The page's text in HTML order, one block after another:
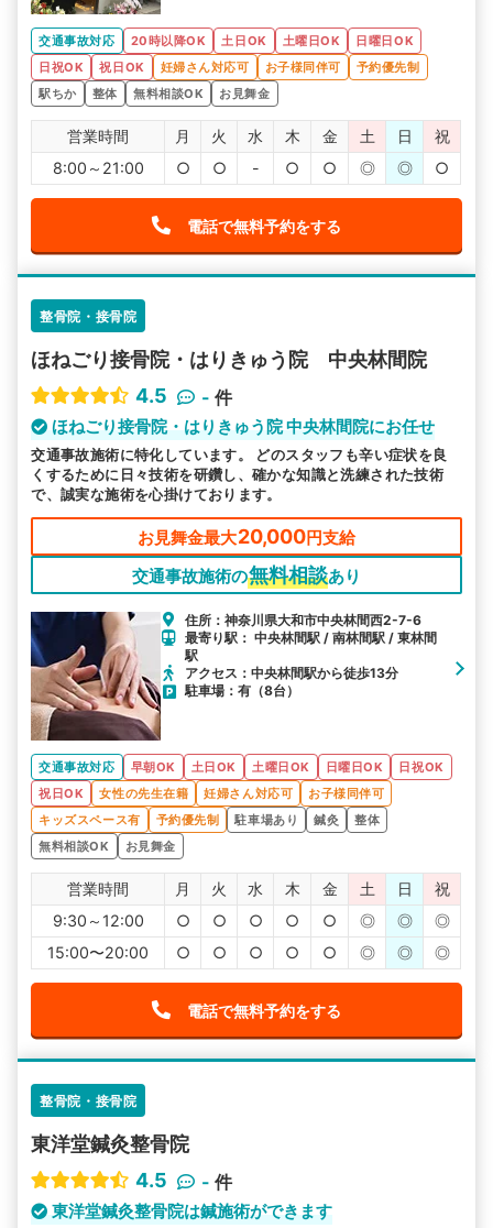
交通事故対応 20時以降OK 土日OK 土曜日OK
日曜日OK
日祝OK
祝日OK 妊婦さん対応可 お子様同伴可
予約優先制
駅ちか
整体 無料相談OK お見舞金
営業時間 月 火 水 木 金 土 日
祝
8:00～21:00
○ ○ - ○ ○ ◎ ◎ ○
電話で無料予約をする
整骨院・接骨院
ほねごり接骨院・はりきゅう院 中央林間院
4.5
- 件
ほねごり接骨院・はりきゅう院 中央林間院にお任せ
交通事故施術に特化しています。 どのスタッフも辛い症状を良
くするために日々技術を研鑽し、確かな知識と洗練された技術
で、誠実な施術を心掛けております。
お見舞金最大20,000円支給
交通事故施術の無料相談あり
住所：神奈川県大和市中央林間西2-7-6
最寄り駅： 中央林間駅 / 南林間駅 / 東林間
駅
アクセス：中央林間駅から徒歩13分
駐車場：有（8台）
交通事故対応 早朝OK 土日OK 土曜日OK 日曜日OK
日祝OK
祝日OK
女性の先生在籍 妊婦さん対応可
お子様同伴可
キッズスペース有
予約優先制 駐車場あり 鍼灸
整体
無料相談OK
お見舞金
営業時間 月 火 水 木 金 土 日
祝
9:30～12:00
○ ○ ○ ○ ○ ◎ ◎
◎
15:00〜20:00
○ ○ ○ ○ ○ ◎ ◎ ◎
電話で無料予約をする
整骨院・接骨院
東洋堂鍼灸整骨院
4.5
- 件
東洋堂鍼灸整骨院は鍼施術ができます